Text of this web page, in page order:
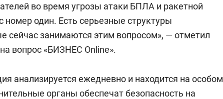
во время угрозы атаки БПЛА и ракетной
номер один. Есть серьезные структуры
сейчас занимаются этим вопросом», — отметил
вопрос «БИЗНЕС Online».
анализируется ежедневно и находится на особом
органы обеспечат безопасность на